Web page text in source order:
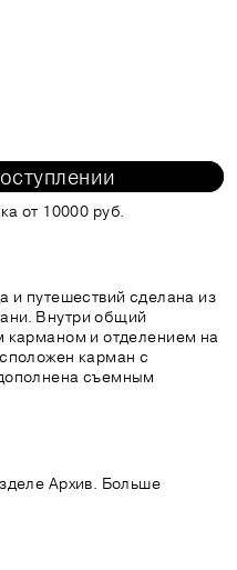
от 10000 руб.
и путешествий сделана из
Внутри общий
карманом и отделением на
карман с
съемным
Архив. Больше